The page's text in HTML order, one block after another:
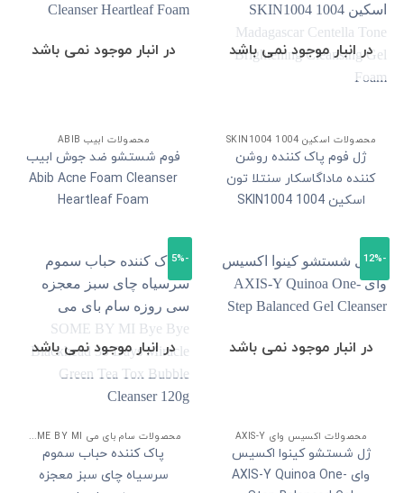
در انبار موجود نمی باشد
محصولات اسکین 1004 SKIN1004
ژل فوم پاک کننده روشن
کننده ماداگاسکار سنتلا تون
اسکین 1004 SKIN1004
در انبار موجود نمی باشد
محصولات ابیب ABIB
فوم شستشو ضد جوش ابیب
Abib Acne Foam Cleanser
Heartleaf Foam
-12%
در انبار موجود نمی باشد
محصولات اکسیس وای AXIS-Y
ژل شستشو کینوا اکسیس
وای AXIS-Y Quinoa One-
-5%
در انبار موجود نمی باشد
محصولات سام بای می SOME BY MI
پاک کننده حباب سموم
سرسیاه چای سبز معجزه